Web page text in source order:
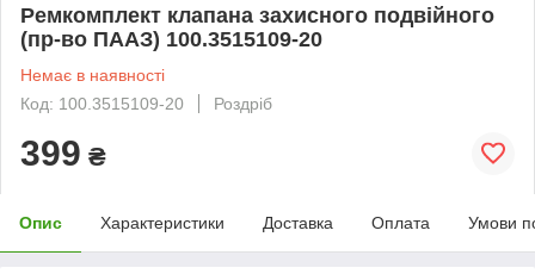
Ремкомплект клапана захисного подвійного
(пр-во ПААЗ) 100.3515109-20
Немає в наявності
Код: 100.3515109-20
Роздріб
399 ₴
Опис Характеристики Доставка Оплата Умови